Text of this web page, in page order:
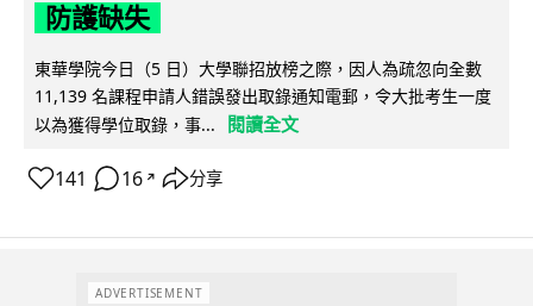
防護缺失
東華學院今日（5 日）大學聯招放榜之際，因人為疏忽向全數
11,139 名課程申請人錯誤發出取錄通知電郵，令大批考生一度
以為獲得學位取錄，事...
閱讀全文
141 16 ↗ 分享
ADVERTISEMENT